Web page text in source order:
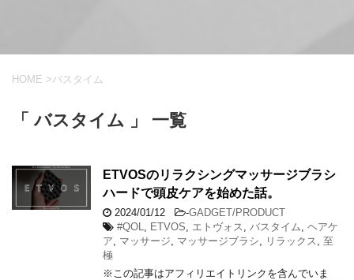
HOME >バスタイム
「 バスタイム 」 一覧
ETVOSのリラクシングマッサージブラシ
ハードで頭皮ケアを始めた話。
2024/01/12 -GADGET/PRODUCT
#QOL
ETVOS エトヴォス バスタイム
ヘアケ
ア
マッサージ マッサージブラシ リラックス
至
極
※この記事はアフィリエイトリンクを含んでいま